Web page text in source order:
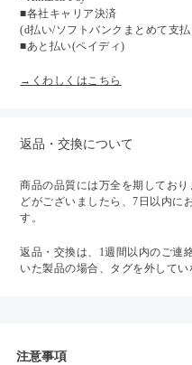
■各社キャリア決済
(d払い/ソフトバンクまとめて支
■あと払い(ペイディ)
→くわしくはこちら
返品・交換について
商品の品質には万全を期してお
どがございましたら、7日以内に
す。
返品・交換は、1週間以内のご連
いた製品の場合、タグを外してい
注意事項